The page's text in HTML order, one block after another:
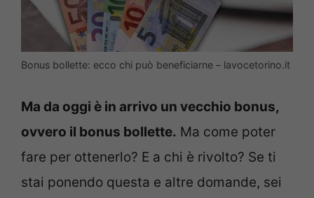
Bonus bollette: ecco chi può beneficiarne – lavocetorino.it
Ma da oggi è in arrivo un vecchio bonus,
ovvero il bonus bollette. Ma come poter
fare per ottenerlo? E a chi è rivolto? Se ti
stai ponendo questa e altre domande, sei